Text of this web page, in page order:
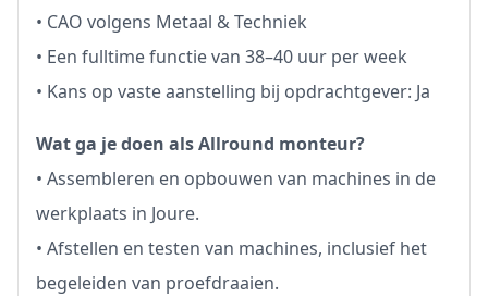
• CAO volgens Metaal & Techniek
• Een fulltime functie van 38–40 uur per week
• Kans op vaste aanstelling bij opdrachtgever: Ja
Wat ga je doen als Allround monteur?
• Assembleren en opbouwen van machines in de
werkplaats in Joure.
• Afstellen en testen van machines, inclusief het
begeleiden van proefdraaien.